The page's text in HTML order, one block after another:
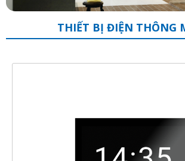
THIẾT BỊ ĐIỆN THÔNG